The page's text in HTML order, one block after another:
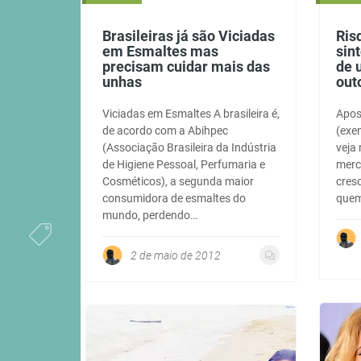
Brasileiras já são Viciadas
em Esmaltes mas
precisam cuidar mais das
unhas
Viciadas em Esmaltes A brasileira é,
de acordo com a Abihpec
(Associação Brasileira da Indústria
de Higiene Pessoal, Perfumaria e
Cosméticos), a segunda maior
consumidora de esmaltes do
mundo, perdendo…
2 de maio de 2012
de
veja